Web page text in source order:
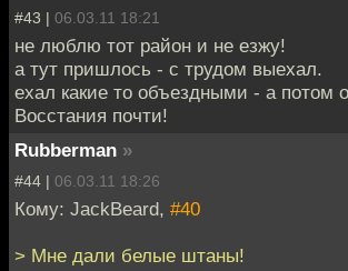
#43 | 06.03.11 18:21
не люблю тот район и не езжу!
а тут пришлось - с трудом выехал.
ехал какие то объездными - а потом
Восстания почти!
Rubberman »
#44 | 06.03.11 18:26
Кому: JackBeard, #40
> Мне дали белые штаны!